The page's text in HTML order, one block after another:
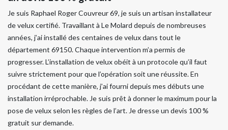
Je suis Raphael Roger Couvreur 69, je suis un artisan installateur
de velux certifié. Travaillant à Le Molard depuis de nombreuses
années, j’ai installé des centaines de velux dans tout le
département 69150. Chaque intervention m’a permis de
progresser. L’installation de velux obéit à un protocole qu’il faut
suivre strictement pour que l’opération soit une réussite. En
procédant de cette manière, j’ai fourni depuis mes débuts une
installation irréprochable. Je suis prêt à donner le maximum pour la
pose de velux selon les règles de l’art. Je dresse un devis 100 %
gratuit sur demande.